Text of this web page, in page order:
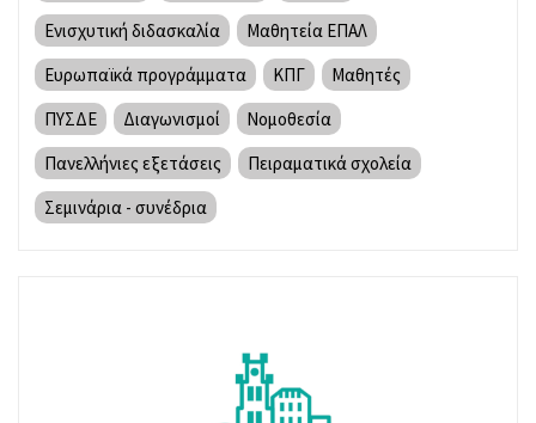
Ενισχυτική διδασκαλία
Μαθητεία ΕΠΑΛ
Ευρωπαϊκά προγράμματα
ΚΠΓ
Μαθητές
ΠΥΣΔΕ
Διαγωνισμοί
Νομοθεσία
Πανελλήνιες εξετάσεις
Πειραματικά σχολεία
Σεμινάρια - συνέδρια